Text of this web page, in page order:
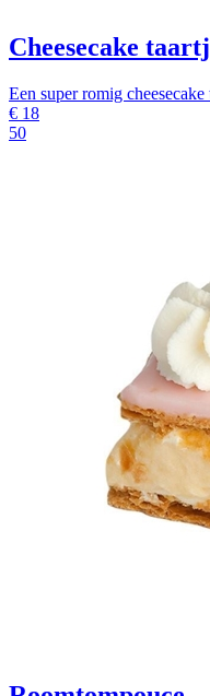
Cheesecake
Een super romig
€ 18
50